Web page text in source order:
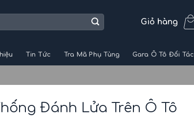
Giỏ hàng
Tin Tức Tra Mã Phụ Tùng Gara Ô Tô Đối Tác
Đánh Lửa Trên Ô Tô